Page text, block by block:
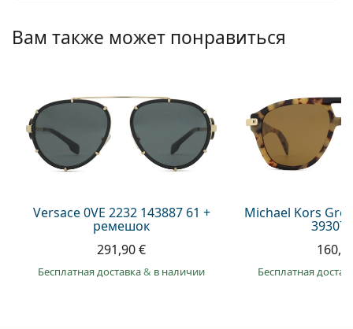
Вам также может понравиться
Versace 0VE 2232 143887 61 +
ремешок
291,90 €
Бесплатная доставка& в наличии
Michael Kors
Бесплатная